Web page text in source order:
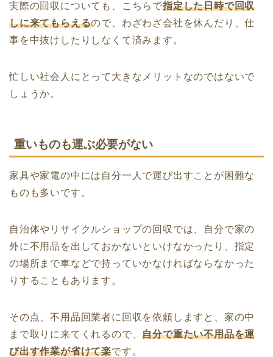
実際の回収についても、こちらで指定した日時で回収
しに来てもらえるので、わざわざ会社を休んだり、仕
事を中抜けしたりしなくて済みます。
忙しい社会人にとって大きなメリットなのではないで
しょうか。
重いものも運ぶ必要がない
家具や家電の中には自分一人で運び出すことが困難な
ものも多いです。
自治体やリサイクルショップの回収では、自分で家の
外に不用品を出しておかないといけなかったり、指定
の場所まで車などで持っていかなければならなかった
りすることもあります。
その点、不用品回業者に回収を依頼しますと、家の中
まで取りに来てくれるので、自分で重たい不用品を運
び出す作業が省けて楽です。